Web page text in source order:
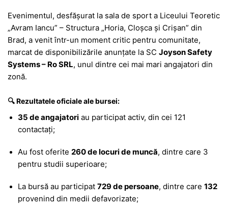
k
g
er
Evenimentul, desfășurat la sala de sport a Liceului Teoretic
„Avram Iancu” – Structura „Horia, Cloșca și Crișan” din
Brad, a venit într-un moment critic pentru comunitate,
marcat de disponibilizările anunțate la SC Joyson Safety
Systems – Ro SRL, unul dintre cei mai mari angajatori din
zonă.
🔍 Rezultatele oficiale ale bursei:
35 de angajatori au participat activ, din cei 121
contactați;
Au fost oferite 260 de locuri de muncă, dintre care 3
pentru studii superioare;
La bursă au participat 729 de persoane, dintre care 132
provenind din medii defavorizate;